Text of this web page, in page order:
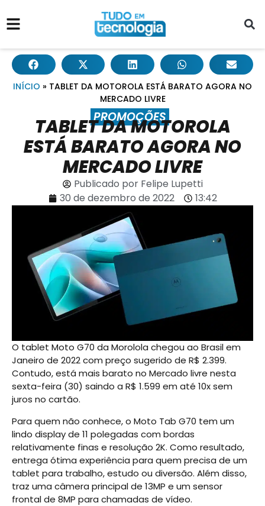
INÍCIO » TABLET DA MOTOROLA ESTÁ BARATO AGORA NO
MERCADO LIVRE
PROMOÇÕES
TABLET DA MOTOROLA
ESTÁ BARATO AGORA NO
MERCADO LIVRE
Publicado porFelipe Lupetti
30 de dezembro de 2022
13:42
O tablet Moto G70 da Morolola chegou ao Brasil em
Janeiro de 2022 com preço sugerido de R$ 2.399.
Contudo, está mais barato no Mercado livre nesta
sexta-feira (30) saindo a R$ 1.599 em até 10x sem
juros no cartão.
Para quem não conhece, o Moto Tab G70 tem um
lindo display de 11 polegadas com bordas
relativamente finas e resolução 2K. Como resultado,
entrega ótima experiência para quem precisa de um
tablet para trabalho, estudo ou diversão. Além disso,
traz uma câmera principal de 13MP e um sensor
frontal de 8MP para chamadas de vídeo.